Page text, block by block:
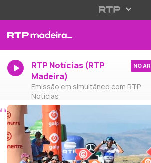
RTP Notícias (RTP
Madeira)
Emissão em simultâneo com RTP
Notícias
NO AR